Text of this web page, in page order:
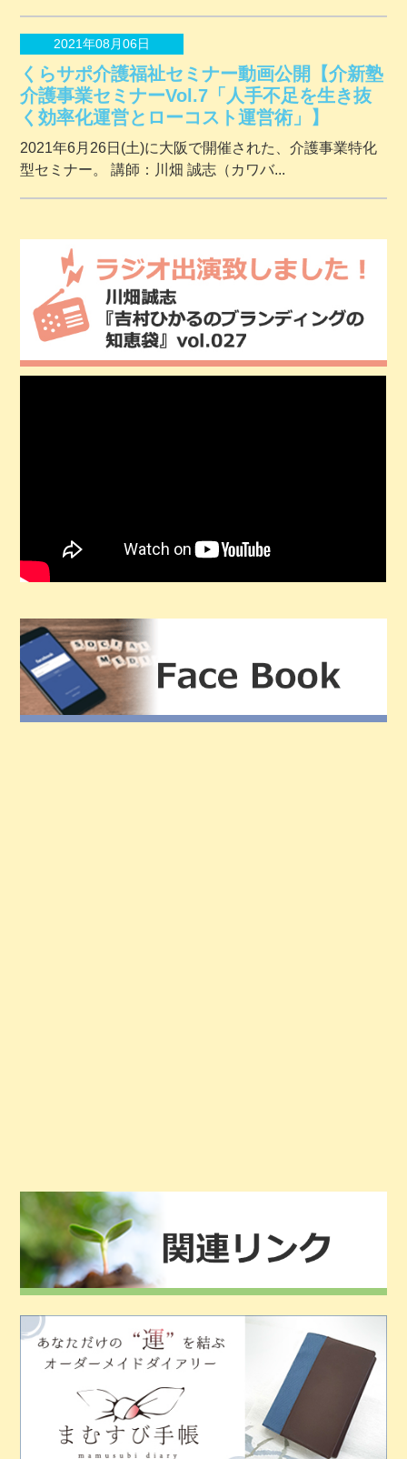
2021年08月06日
くらサポ介護福祉セミナー動画公開【介新塾
介護事業セミナーVol.7「人手不足を生き抜
く効率化運営とローコスト運営術」】
2021年6月26日(土)に大阪で開催された、介護事業特化
型セミナー。 講師：川畑 誠志（カワバ...